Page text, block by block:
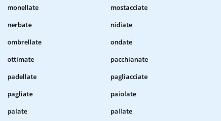
monellate
mostacciate
nerbate
nidiate
ombrellate
ondate
ottimate
pacchianate
padellate
pagliacciate
pagliate
paiolate
palate
pallate